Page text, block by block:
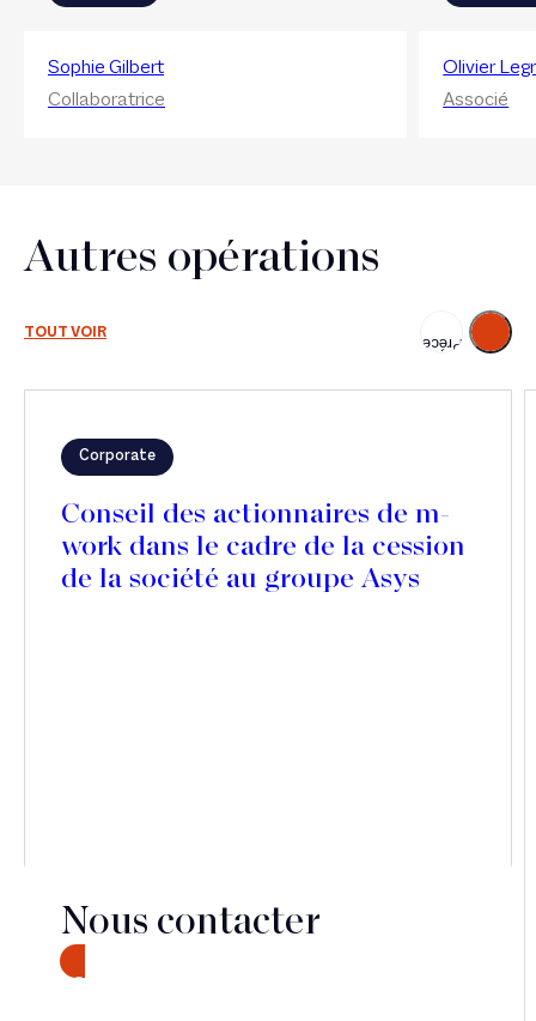
Sophie Gilbert
Collaboratrice
Olivier
Associé
Autres opérations
TOUT VOIR
Précédent
Suivant
Corporate
Conseil des actionnaires de m-
work dans le cadre de la cession
de la société au groupe Asys
Nous contacter